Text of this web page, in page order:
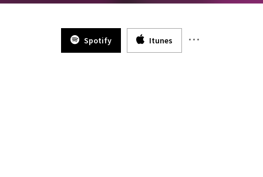
Spotify Itunes